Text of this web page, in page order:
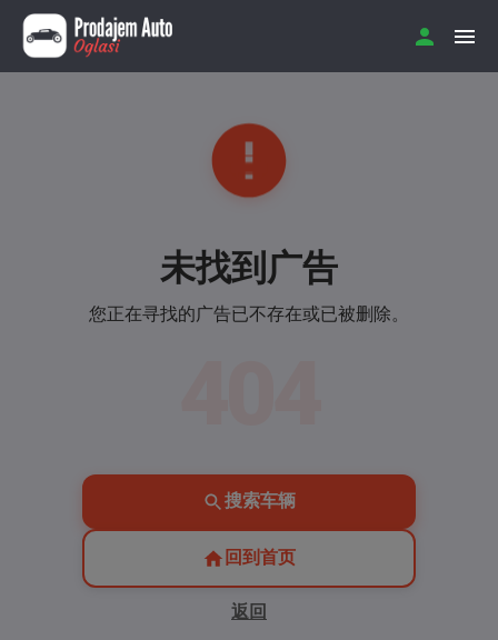
未找到广告
您正在寻找的广告已不存在或已被删除。
搜索车辆
回到首页
返回